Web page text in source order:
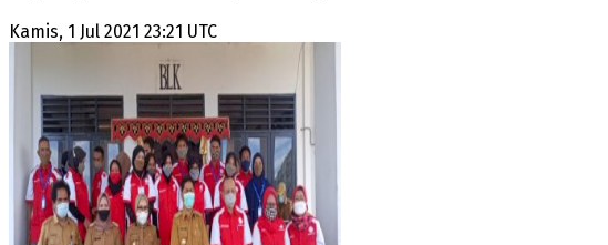
Kamis, 1 Jul 2021 23:21 UTC